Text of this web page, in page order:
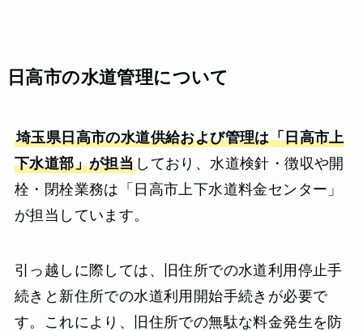
日高市の水道管理について
埼玉県日高市の水道供給および管理は「日高市上
下水道部」が担当 しており、​​水道検針・徴収や開
栓・閉栓業務は「日高市上下水道料金センター」
が担当しています。
引っ越しに際しては、旧住所での水道利用停止手
続きと新住所での水道利用開始手続きが必要で
す。これにより、旧住所での無駄な料金発生を防